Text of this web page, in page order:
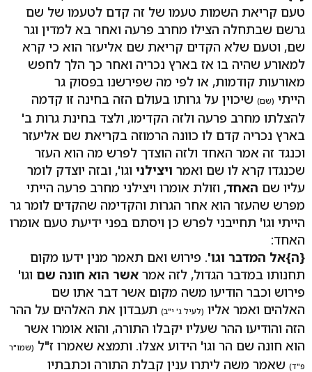
טעם קריאת השמות טעמו של זה קדם לטעמו של שם
גרשם שבתחלה הצילו מחרב פרעה ואחר בא למדין וגר
שם, וטעם שלא הקדים קריאת שם אליעזר הוא כי קרא
למאורע שהיה בו אז בארץ נכריה ואחר כך הלך לחפש
מאורעות קודמות, או לפי מה שפירשנו בפסוק גר
הייתי (שם) שיכוין על גרותו בעולם הזה בחינה זו קדמה
להצלתו מחרב פרעה ולזה הקדימו, ולצד בחינת גרות ב'
בארץ נכריה קדם לו כוונה הרמוזה בקריאת שם אליעזר
וכנגד זה אמר האחד ולזה הוצדך לפרש מה הוא העזר
שכנגדו קרא לו שם ואמר ויצילני וגו', ובזה יוצדק לומר
עליו שם האחד, וזולת אומרו ויצילני מחרב פרעה הייתי
מפרש שהעזר הוא אחר הגרות והקדימה שהקדים לומר גר
הייתי וגו' תחייבני לפרש כן ויסתם בפני ידיעת טעם אומרו
האחד:
{ה}אל המדבר וגו'. פירוש ואם תאמר מנין ידעו מקום
תחנותו במדבר הגדול, לזה אמר אשר הוא חונה שם וגו'
פירוש וכבר הודיעו משה מקום אשר דבר אתו שם
האלהים ואמר אליו (לעיל ג' י"ב) תעבדון את האלהים על ההר
הזה והודיעו ההר שעליו יקבלו התורה, והוא אומרו אשר
הוא חונה שם הר וגו' הידוע אצלו. ותמצא שאמרו ז"ל (שמו"ר
פ"ד) שאמר משה ליתרו ענין קבלת התורה וכתבתיו